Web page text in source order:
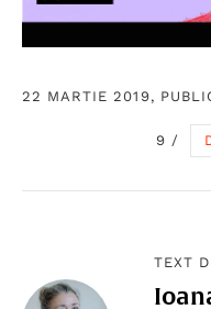
22 MARTIE 2019,
9 /
TEXT